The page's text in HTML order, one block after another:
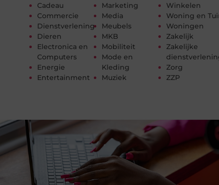
Cadeau
Commercie
Dienstverlening
Dieren
Electronica en
Computers
Energie
Entertainment
Marketing
Media
Meubels
MKB
Mobiliteit
Mode en
Kleding
Muziek
Winkelen
Woning en
Woningen
Zakelijk
Zakelijke
Zorg
ZZP